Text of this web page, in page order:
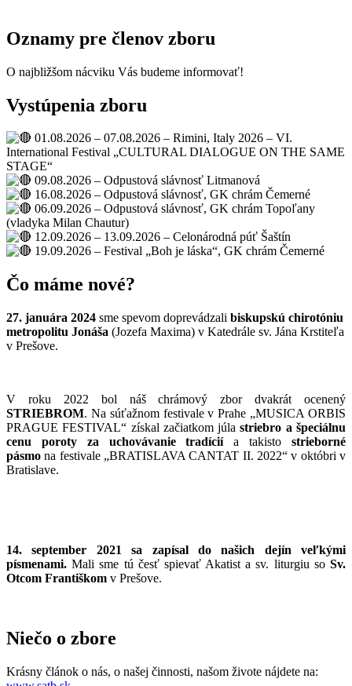
Oznamy pre členov zboru
O najbližšom nácviku Vás budeme informovať!
Vystúpenia zboru
01.08.2026 – 07.08.2026 – Rimini, Italy 2026 – VI.
International Festival „CULTURAL DIALOGUE ON THE SAME
STAGE“
09.08.2026 – Odpustová slávnosť Litmanová
16.08.2026 – Odpustová slávnosť, GK chrám Čemerné
06.09.2026 – Odpustová slávnosť, GK chrám Topoľany
(vladyka Milan Chautur)
12.09.2026 – 13.09.2026 – Celonárodná púť Šaštín
19.09.2026 – Festival „Boh je láska“, GK chrám Čemerné
Čo máme nové?
27. januára 2024 sme spevom doprevádzali biskupskú chirotóniu
metropolitu Jonáša (Jozefa Maxima) v Katedrále sv. Jána Krstiteľa
v Prešove.
V roku 2022 bol náš chrámový zbor dvakrát ocenený
STRIEBROM. Na súťažnom festivale v Prahe „MUSICA ORBIS
PRAGUE FESTIVAL“ získal začiatkom júlastriebro a špeciálnu
cenu poroty za uchovávanie tradíciía takistostrieborné
pásmo na festivale „BRATISLAVA CANTAT II. 2022“ v októbri v
Bratislave.
14. september 2021 sa zapísal do našich dejín veľkými
písmenami.Mali sme tú česť spievať Akatist a sv. liturgiu soSv.
Otcom Františkom v Prešove.
Niečo o zbore
Krásny článok o nás, o našej činnosti, našom živote nájdete na: